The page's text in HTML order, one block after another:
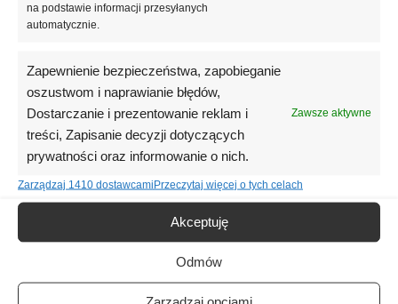
na podstawie informacji przesyłanych
automatycznie.
Zapewnienie bezpieczeństwa, zapobieganie
oszustwom i naprawianie błędów,
Dostarczanie i prezentowanie reklam i
treści, Zapisanie decyzji dotyczących
prywatności oraz informowanie o nich.
Zawsze aktywne
Zarządzaj 1410 dostawcamiPrzeczytaj więcej o tych celach
Akceptuję
Odmów
Oznaczenie zgodnie z normą EPS-EN 13163-T1-L2-W2-Sb5-P5-
BS100-CS(10)60-DS(N)5-DS(70,-)2-TR100
Karta techniczna:
Deklaracja właściwości użytkowych:
Pobierz
Informacje dodatkowe
Współczynnik Lambda λ λ = 0,040
Wytrzymałość na zginanie ≥ 100 [kPa]